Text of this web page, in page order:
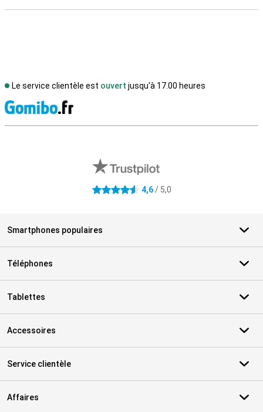
Le service clientèle est ouvert jusqu'à 17.00 heures
4.6 étoiles 4,6/ 5,0
Smartphones populaires
Téléphones
Tablettes
Accessoires
Service clientèle
Affaires